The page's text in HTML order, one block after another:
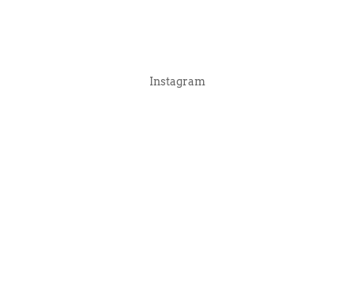
Instagram